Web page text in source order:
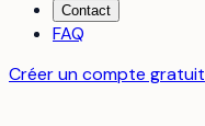
Contact
FAQ
Créer un compte gratuit